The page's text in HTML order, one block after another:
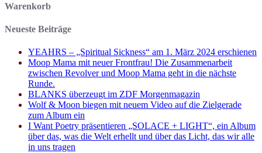
Warenkorb
Neueste Beiträge
YEAHRS – „Spiritual Sickness“ am 1. März 2024 erschienen
Moop Mama mit neuer Frontfrau! Die Zusammenarbeit
zwischen Revolver und Moop Mama geht in die nächste
Runde.
BLANKS überzeugt im ZDF Morgenmagazin
Wolf & Moon biegen mit neuem Video auf die Zielgerade
zum Album ein
I Want Poetry präsentieren „SOLACE + LIGHT“, ein Album
über das, was die Welt erhellt und über das Licht, das wir alle
in uns tragen